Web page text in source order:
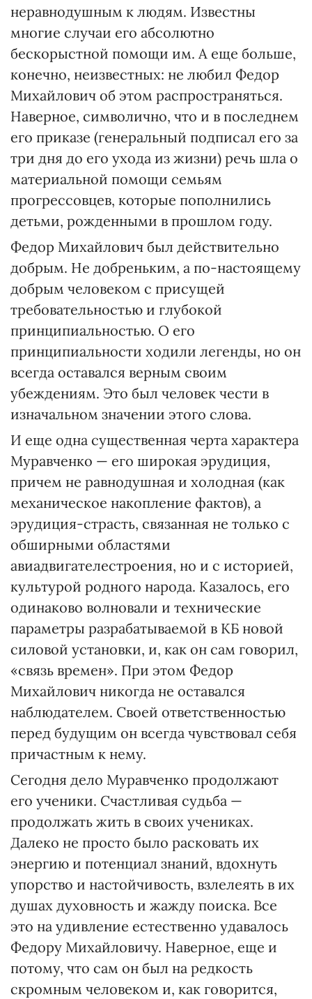
неравнодушным к людям. Известны
многие случаи его абсолютно
бескорыстной помощи им. А еще больше,
конечно, неизвестных: не любил Федор
Михайлович об этом распространяться.
Наверное, символично, что и в последнем
его приказе (генеральный подписал его за
три дня до его ухода из жизни) речь шла о
материальной помощи семьям
прогрессовцев, которые пополнились
детьми, рожденными в прошлом году.
Федор Михайлович был действительно
добрым. Не добреньким, а по-настоящему
добрым человеком с присущей
требовательностью и глубокой
принципиальностью. О его
принципиальности ходили легенды, но он
всегда оставался верным своим
убеждениям. Это был человек чести в
изначальном значении этого слова.
И еще одна существенная черта характера
Муравченко — его широкая эрудиция,
причем не равнодушная и холодная (как
механическое накопление фактов), а
эрудиция-страсть, связанная не только с
обширными областями
авиадвигателестроения, но и с историей,
культурой родного народа. Казалось, его
одинаково волновали и технические
параметры разрабатываемой в КБ новой
силовой установки, и, как он сам говорил,
«связь времен». При этом Федор
Михайлович никогда не оставался
наблюдателем. Своей ответственностью
перед будущим он всегда чувствовал себя
причастным к нему.
Сегодня дело Муравченко продолжают
его ученики. Счастливая судьба —
продолжать жить в своих учениках.
Далеко не просто было расковать их
энергию и потенциал знаний, вдохнуть
упорство и настойчивость, взлелеять в их
душах духовность и жажду поиска. Все
это на удивление естественно удавалось
Федору Михайловичу. Наверное, еще и
потому, что сам он был на редкость
скромным человеком и, как говорится,